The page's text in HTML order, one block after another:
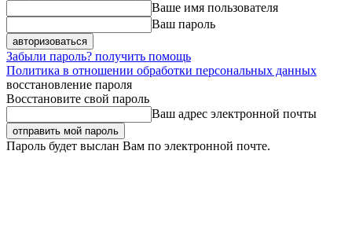
Ваше имя пользователя
Ваш пароль
Забыли пароль? получить помощь
Политика в отношении обработки персональных данных
восстановление пароля
Восстановите свой пароль
Ваш адрес электронной почты
Пароль будет выслан Вам по электронной почте.